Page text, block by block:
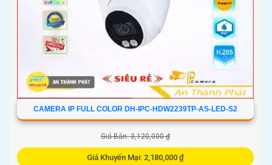
CAMERA IP FULL COLOR DH-IPC-HDW2239TP-AS-LED-S2
Giá Bán: 3,120,000 ₫
Giá Khuyến Mại: 2,180,000 ₫